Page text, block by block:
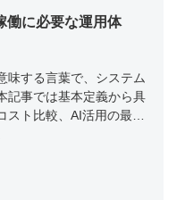
働に必要な運用体
味する言葉で、システム
記事では基本定義から具
ト比較、AI活用の最新